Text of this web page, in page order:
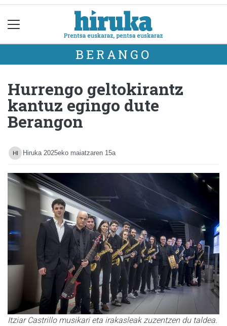
BERANGO
Hurrengo geltokirantz
kantuz egingo dute
Berangon
Hiruka 2025eko maiatzaren 15a
Itziar Castrillo musikari eta irakasleak zuzentzen du taldea.